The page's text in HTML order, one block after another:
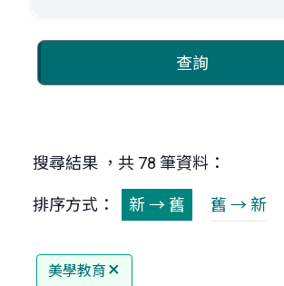
查詢
搜尋結果 ，共 78 筆資料：
排序方式： 新 → 舊 舊 → 新
美學教育